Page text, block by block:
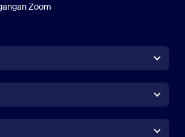
Zoom
Aplikasi Zoom Rooms
Rooms